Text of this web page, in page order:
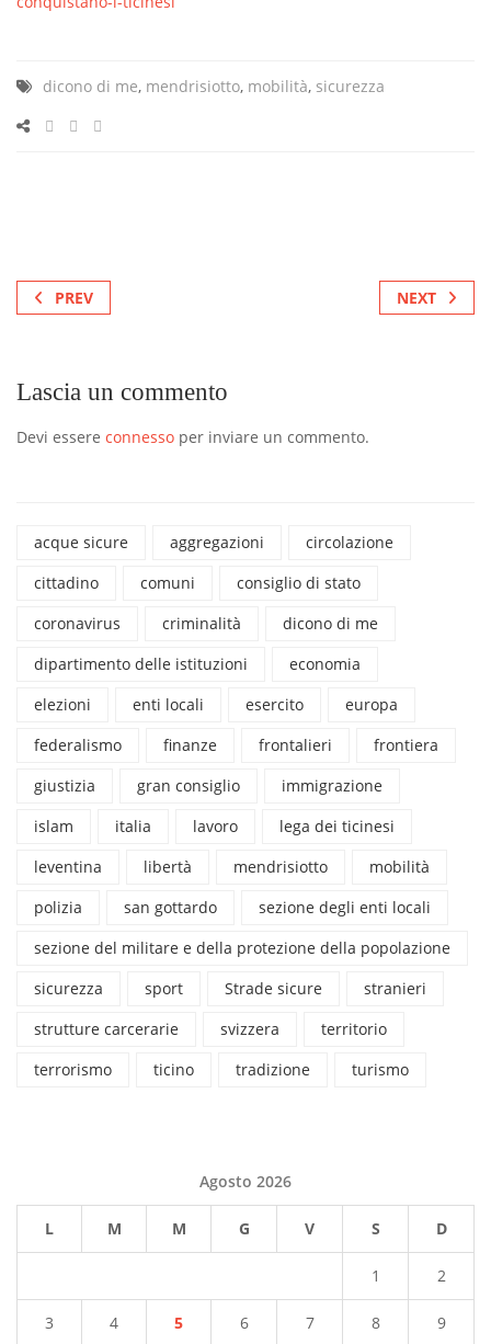
dicono di me, mendrisiotto, mobilità, sicurezza
PREV NEXT
Lascia un commento
Devi essere connesso per inviare un commento.
acque sicure aggregazioni
circolazione
cittadino
comuni
consiglio di stato
coronavirus
criminalità
dicono di me
dipartimento delle istituzioni
economia
elezioni
enti locali esercito
europa
federalismo
finanze frontalieri
frontiera
giustizia
gran consiglio
immigrazione
islam
italia lavoro
lega dei ticinesi
leventina
libertà mendrisiotto
mobilità
polizia
san gottardo
sezione degli enti locali
sezione del militare e della protezione della popolazione
sicurezza
sport Strade sicure
stranieri
strutture carcerarie
svizzera
territorio
terrorismo
ticino tradizione turismo
Agosto 2026
L M M G V S D
1 2
3 4 5 6 7 8 9